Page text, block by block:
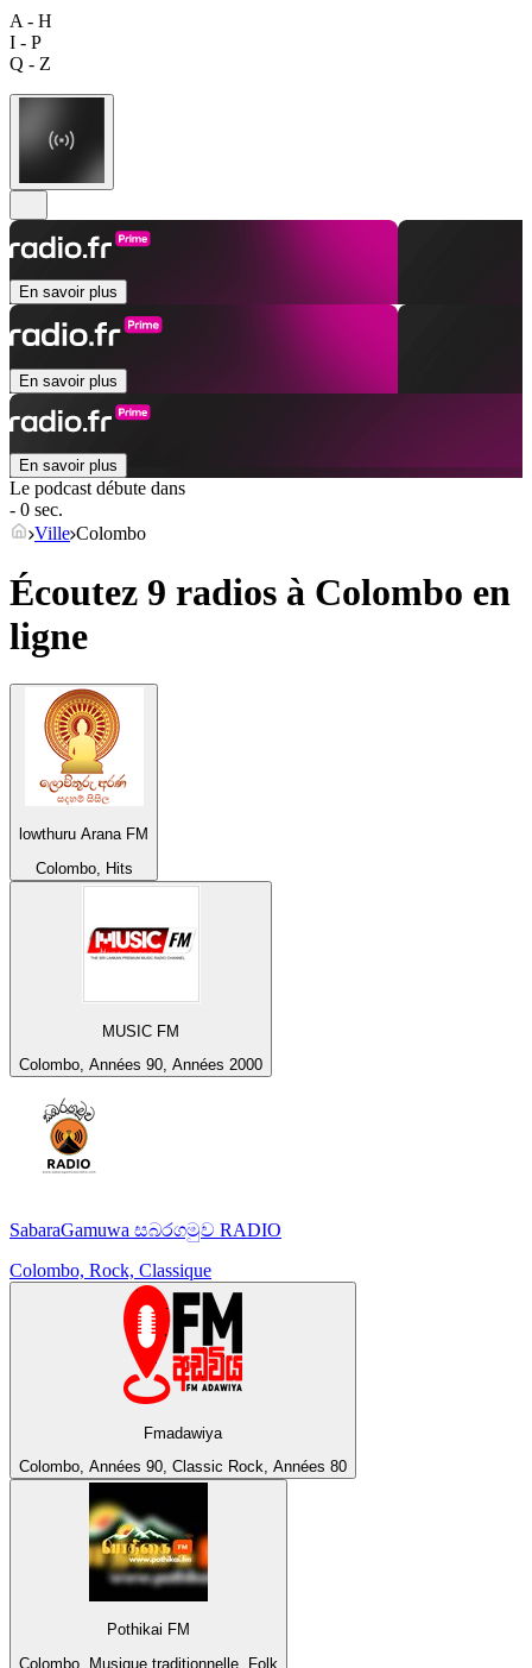
A - H
I - P
Q - Z
En savoir plus
En savoir plus
En savoir plus
Le podcast débute dans
- 0 sec.
Ville Colombo
Écoutez 9 radios à Colombo en
ligne
lowthuru Arana FM
Colombo, Hits
MUSIC FM
Colombo, Années 90, Années 2000
SabaraGamuwa සබරගමුව RADIO
Colombo, Rock, Classique
Fmadawiya
Colombo, Années 90, Classic Rock, Années 80
Pothikai FM
Colombo, Musique traditionnelle, Folk